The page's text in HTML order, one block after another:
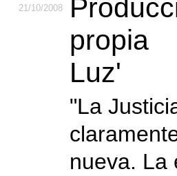
21/10/2008
Luz'
"La
nueva. La